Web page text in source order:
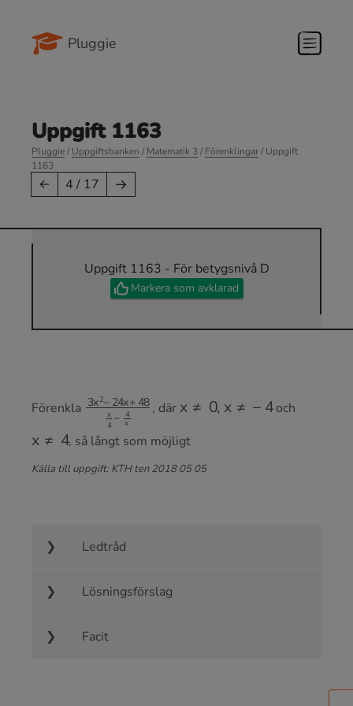
Pluggie
Uppgift 1163
Pluggie/Uppgiftsbanken /Matematik 3 /Förenklingar/ Uppgift
1163
← 4 / 17 →
Uppgift 1163 - För betygsnivå D
Markera som avklarad
Förenkla
3x2−24 x+ 4x
, där
,x
och
, så långt som möjligt
Källa till uppgift: KTH ten 2018 05 05
Ledtråd
Lösningsförslag
Facit